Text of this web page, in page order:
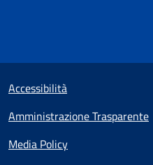
Small prints
Sezione Link utili
Accessibilità
Amministrazione Trasparente
Media Policy